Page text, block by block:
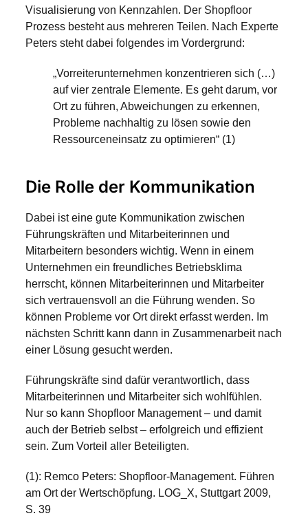
Visualisierung von Kennzahlen. Der Shopfloor
Prozess besteht aus mehreren Teilen. Nach Experte
Peters steht dabei folgendes im Vordergrund:
„Vorreiterunternehmen konzentrieren sich (…)
auf vier zentrale Elemente. Es geht darum, vor
Ort zu führen, Abweichungen zu erkennen,
Probleme nachhaltig zu lösen sowie den
Ressourceneinsatz zu optimieren“ (1)
Die Rolle der Kommunikation
Dabei ist eine gute Kommunikation zwischen
Führungskräften und Mitarbeiterinnen und
Mitarbeitern besonders wichtig. Wenn in einem
Unternehmen ein freundliches Betriebsklima
herrscht, können Mitarbeiterinnen und Mitarbeiter
sich vertrauensvoll an die Führung wenden. So
können Probleme vor Ort direkt erfasst werden. Im
nächsten Schritt kann dann in Zusammenarbeit nach
einer Lösung gesucht werden.
Führungskräfte sind dafür verantwortlich, dass
Mitarbeiterinnen und Mitarbeiter sich wohlfühlen.
Nur so kann Shopfloor Management – und damit
auch der Betrieb selbst – erfolgreich und effizient
sein. Zum Vorteil aller Beteiligten.
(1): Remco Peters: Shopfloor-Management. Führen
am Ort der Wertschöpfung. LOG_X, Stuttgart 2009,
S. 39